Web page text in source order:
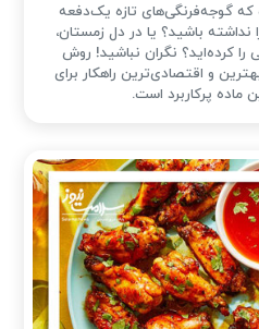
که گوجه‌فرنگی‌های تازه یک‌دفعه
باشید؟ یا در دل زمستان،
کرده‌اید؟ نگران نباشید! روش
و اقتصادی‌ترین راهکار برای
پرکاربرد است.